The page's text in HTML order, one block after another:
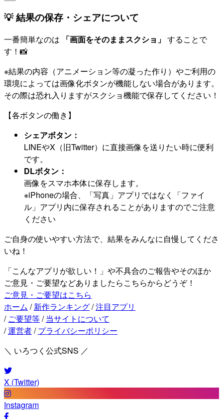
💡 結果の保存・シェアについて
一番簡単なのは 「画面をそのままスクショ」 することで
す！📸
※結果の内容（アニメーション等の凝った作り）やご利用の
環境によっては画像化ボタンが機能しない場合があります。
その際は恐れ入りますがスクショ機能で保存してください！
【各ボタンの働き】
シェアボタン：
LINEやX（旧Twitter）に直接画像を送りたい時に便利
です。
DLボタン：
画像をスマホ本体に保存します。
※iPhoneの場合、「写真」アプリではなく「ファイ
ル」アプリ内に保存されることがありますのでご注意
ください
ご自身の使いやすい方法で、結果をみんなに自慢してくださ
いね！
「こんなアプリが欲しい！」や不具合のご報告やそのほか
ご意見・ご要望などありましたらこちらからどうぞ！
ご意見・ご要望はこちら
ホーム / 新作ランキング/注目アプリ
/ ご要望等/ 当サイトについて
/運営者/ プライバシーポリシー
＼ いろつく公式SNS ／
X (Twitter)
Instagram